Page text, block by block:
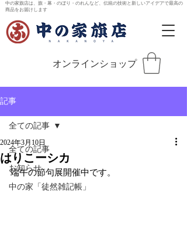
中の家旗店は、旗・幕・のぼり・のれんなど、伝統の技術と新しいアイデアで最高の
商品をお届けします
オンラインショップ
記事
全ての記事
お知らせ
中の家「徒然雑記帳」
全ての記事
はりこーシカ
2024年3月10日
端午の節句展開催中です。